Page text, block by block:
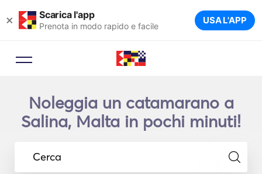
× Scarica l'app
Prenota in modo rapido e facile USA L'APP
Noleggia un catamarano a
Salina, Malta in pochi minuti!
Cerca